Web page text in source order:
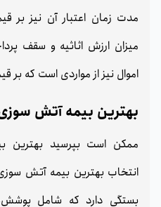
مدت زمان اعتبار آن نیز بر
میزان ارزش اثاثیه و سقف
اموال نیز از مواردی است که بر
بهترین بیمه آتش
ممکن است بپرسید بهترین
انتخاب بهترین بیمه آتش‌
بستگی دارد که شامل